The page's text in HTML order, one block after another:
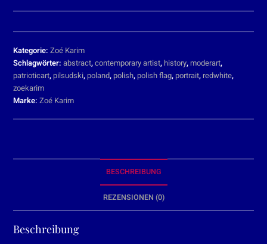
Kategorie:Zoé Karim
Schlagwörter:abstract,contemporary artist, history, moderart,
patrioticart, pilsudski, poland, polish, polish flag, portrait, redwhite,
zoekarim
Marke:Zoé Karim
BESCHREIBUNG
REZENSIONEN (0)
Beschreibung